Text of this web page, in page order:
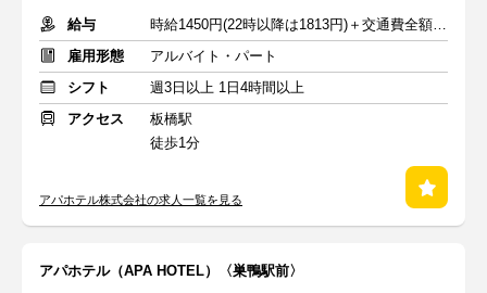
給与
時給1450円(22時以降は1813円)＋交通費全額支給
雇用形態
アルバイト・パート
シフト
週3日以上 1日4時間以上
アクセス
板橋駅
徒歩1分
アパホテル株式会社の求人一覧を見る
アパホテル（APA HOTEL）〈巣鴨駅前〉